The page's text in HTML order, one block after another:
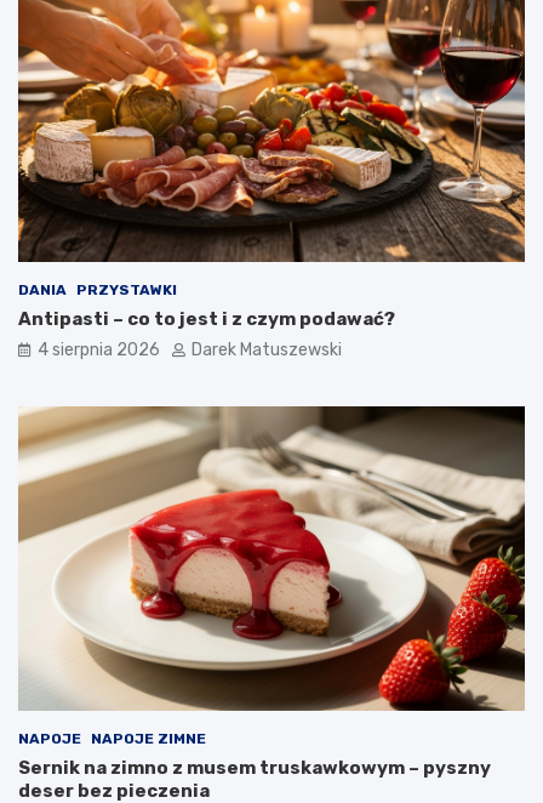
DANIA PRZYSTAWKI
Antipasti – co to jest i z czym podawać?
4 sierpnia 2026 Darek Matuszewski
NAPOJE NAPOJE ZIMNE
Sernik na zimno z musem truskawkowym – pyszny
deser bez pieczenia